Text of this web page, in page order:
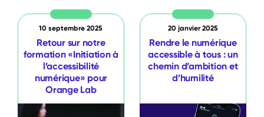
10 septembre 2025
Retour sur notre
formation «Initiation à
l’accessibilité
numérique» pour
Orange Lab
20 janvier 2025
Rendre le numérique
accessible à tous : un
chemin d’ambition et
d’humilité